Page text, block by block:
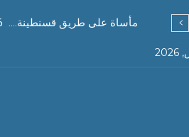
مأساة على طريق قسنطينة…. 6 وفيات و19 جريحًا في انحراف حافلة لنقل العمال